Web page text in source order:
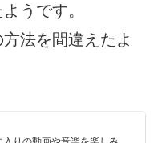
うです。
法を間違えたよ